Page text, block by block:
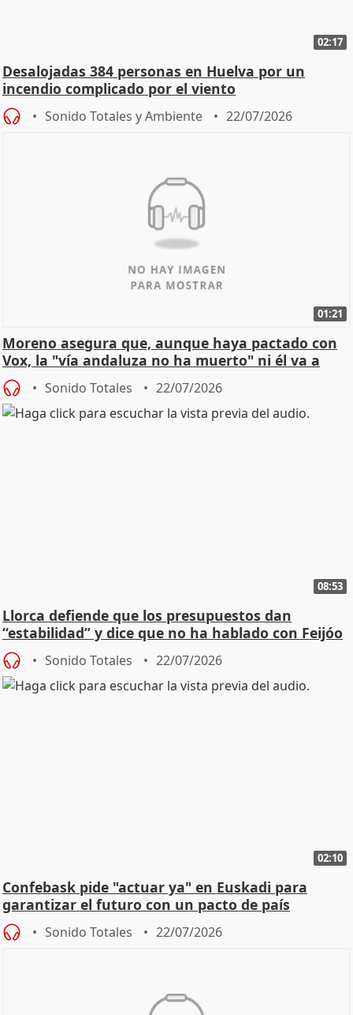
02:17
Desalojadas 384 personas en Huelva por un
incendio complicado por el viento
Sonido Totales y Ambiente 22/07/2026
01:21
Moreno asegura que, aunque haya pactado con
Vox, la "vía andaluza no ha muerto" ni él va a
"cambiar"
Sonido Totales 22/07/2026
08:53
Llorca defiende que los presupuestos dan
“estabilidad” y dice que no ha hablado con Feijóo
Sonido Totales 22/07/2026
02:10
Confebask pide "actuar ya" en Euskadi para
garantizar el futuro con un pacto de país
Sonido Totales 22/07/2026